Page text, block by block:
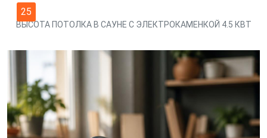
25
ВЫСОТА ПОТОЛКА В САУНЕ С ЭЛЕКТРОКАМЕНКОЙ 4.5 КВТ